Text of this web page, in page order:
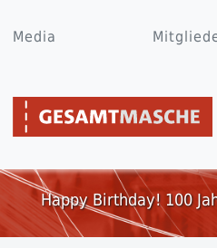
Media
Happy Birthday! 100